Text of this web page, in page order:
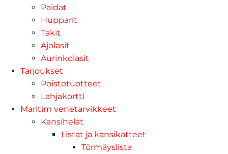
Paidat
Hupparit
Takit
Ajolasit
Aurinkolasit
Tarjoukset
Poistotuotteet
Lahjakortti
Maritim venetarvikkeet
Kansihelat
Listat ja kansikatteet
Törmäyslista